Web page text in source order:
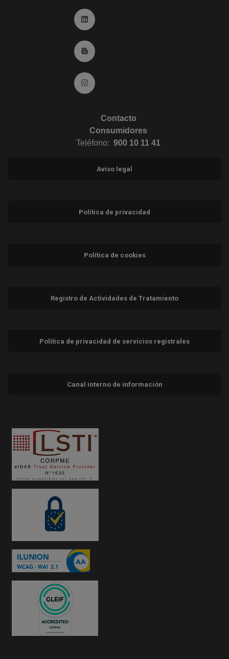
Ir a Linkedin (abre en ventana nueva)
Ir al Blog (abre en ventana nueva)
Ir a Instagram (abre en ventana nueva)
Contacto
Consumidores
Teléfono: 900 10 11 41
Aviso legal
Política de privacidad
Política de cookies
Registro de Actividades de Tratamiento
Política de privacidad de servicios registrales
Canal interno de información